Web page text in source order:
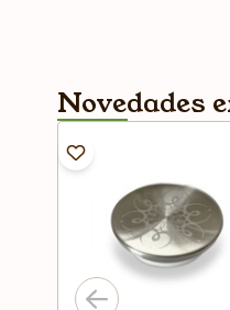
Novedades